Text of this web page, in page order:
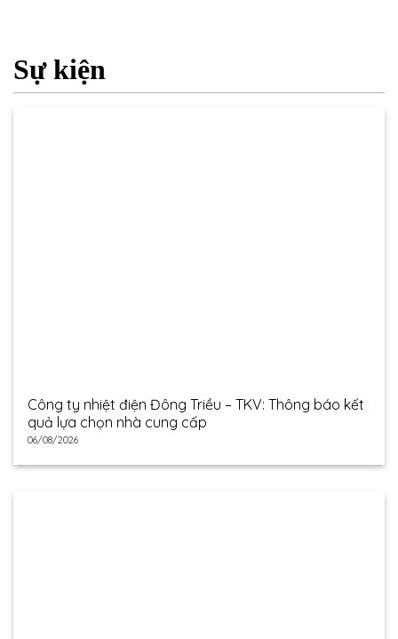
Sự kiện
Công ty nhiệt điện Đông Triều – TKV: Thông báo kết
quả lựa chọn nhà cung cấp
06/08/2026